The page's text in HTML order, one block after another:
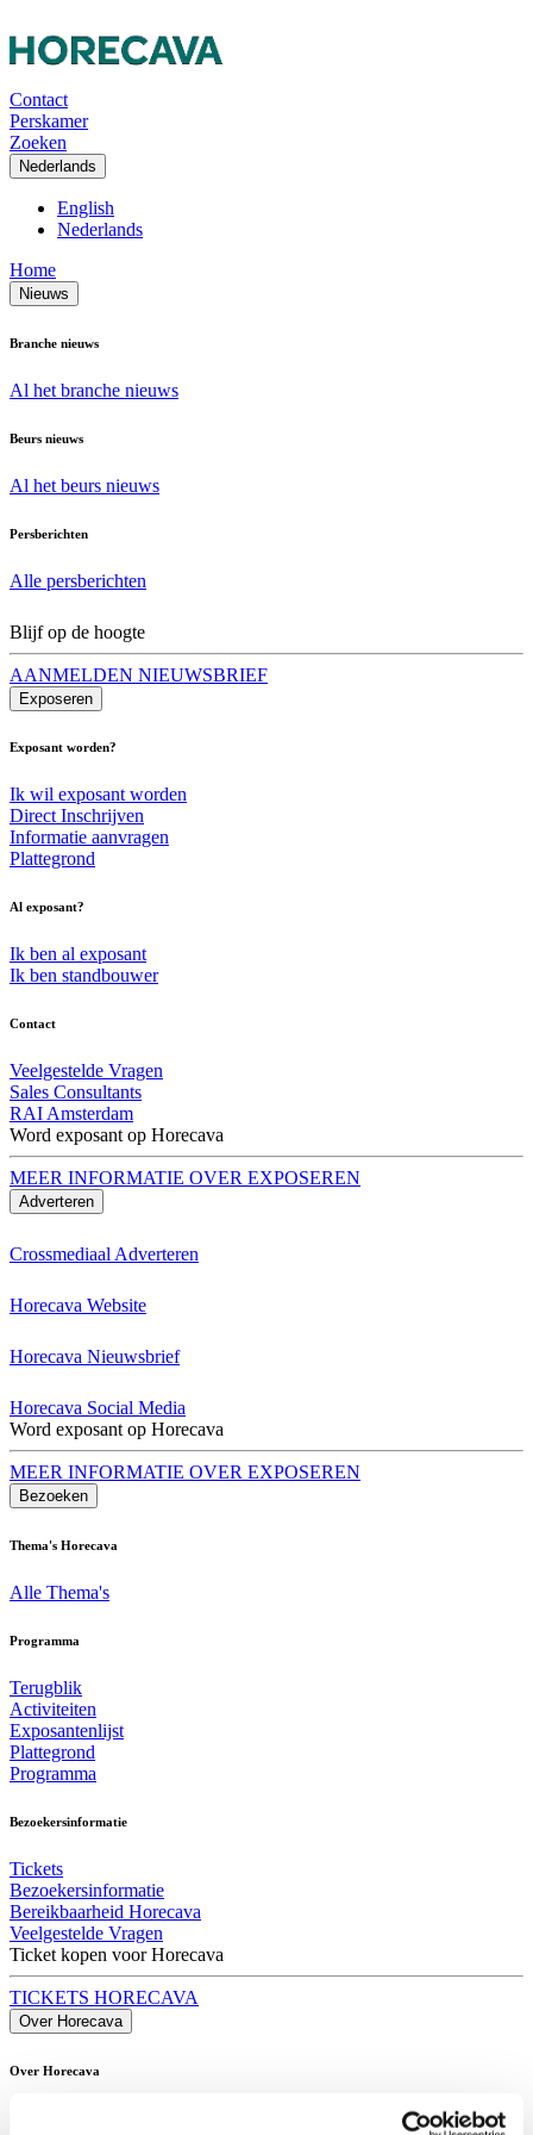
Contact
Perskamer
Zoeken
Nederlands
English
Nederlands
Home
Nieuws
Branche nieuws
Al het branche nieuws
Beurs nieuws
Al het beurs nieuws
Persberichten
Alle persberichten
Blijf op de hoogte
AANMELDEN NIEUWSBRIEF
Exposeren
Exposant worden?
Ik wil exposant worden
Direct Inschrijven
Informatie aanvragen
Plattegrond
Al exposant?
Ik ben al exposant
Ik ben standbouwer
Contact
Veelgestelde Vragen
Sales Consultants
RAI Amsterdam
Word exposant op Horecava
MEER INFORMATIE OVER EXPOSEREN
Adverteren
Crossmediaal Adverteren
Horecava Website
Horecava Nieuwsbrief
Horecava Social Media
Word exposant op Horecava
MEER INFORMATIE OVER EXPOSEREN
Bezoeken
Thema's Horecava
Alle Thema's
Programma
Terugblik
Activiteiten
Exposantenlijst
Plattegrond
Programma
Bezoekersinformatie
Tickets
Bezoekersinformatie
Bereikbaarheid Horecava
Veelgestelde Vragen
Ticket kopen voor Horecava
TICKETS HORECAVA
Over Horecava
Over Horecava